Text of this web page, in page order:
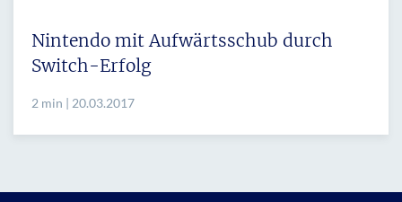
Nintendo mit Aufwärtsschub durch
Switch-Erfolg
2 min | 20.03.2017